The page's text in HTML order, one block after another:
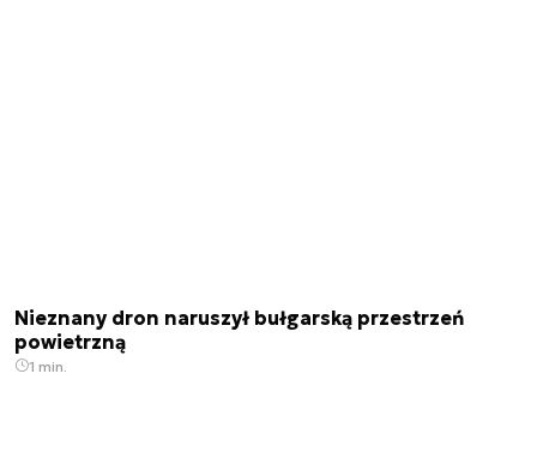
Nieznany dron naruszył bułgarską przestrzeń
powietrzną
1 min.